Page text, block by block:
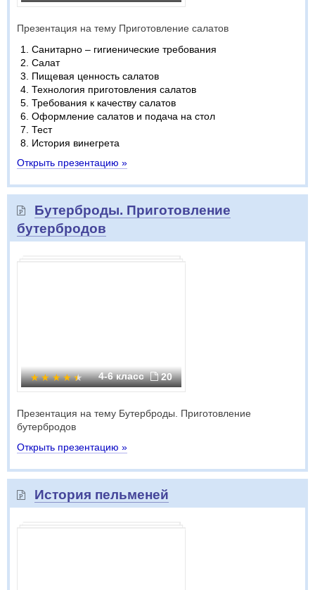
Презентация на тему Приготовление салатов
Санитарно – гигиенические требования
Салат
Пищевая ценность салатов
Технология приготовления салатов
Требования к качеству салатов
Оформление салатов и подача на стол
Тест
История винегрета
Открыть презентацию »
Бутерброды. Приготовление
бутербродов
4-6 класс 20
Презентация на тему Бутерброды. Приготовление
бутербродов
Открыть презентацию »
История пельменей